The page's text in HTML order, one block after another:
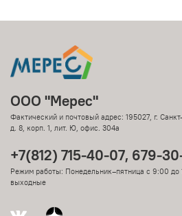
ООО "Мерес"
Фактический и почтовый адрес: 195027, г.
д. 8, корп. 1, лит. Ю, офис. 304а
+7(812) 715-40-07, 679-
Режим работы: Понедельник–пятница с 9:00
выходные